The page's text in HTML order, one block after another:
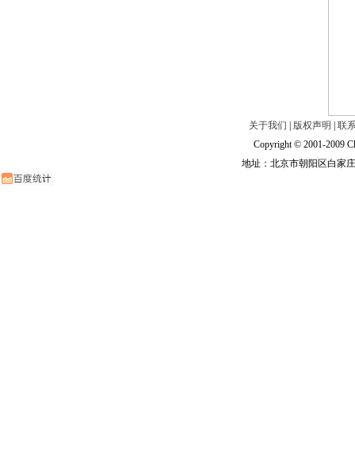
关于我们 版权声明
联
Copyright © 2001-2009
地址：北京市朝阳区白家